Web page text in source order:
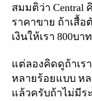
สมมติว่า Central
ราคาขาย ถ้าเสื้อ
เงินให้เรา 800บ
แต่ลองคิดดูถ้าเร
หลายร้อยแบบ ห
แล้วครับถ้าไม่มีร